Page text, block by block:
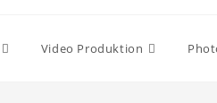
Video Produktion